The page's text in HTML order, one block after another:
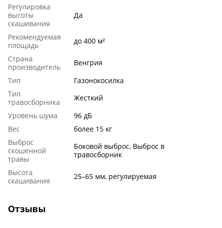
Регулировка
высоты
скашивания
Да
Рекомендуемая
площадь
до 400 м²
Страна
производитель
Венгрия
Тип
Газонокосилка
Тип
травосборника
Жесткий
Уровень шума
96 дБ
Вес
более 15 кг
Выброс
скошенной
травы
Боковой выброс, Выброс в
травосборник
Высота
скашивания
25–65 мм, регулируемая
Отзывы